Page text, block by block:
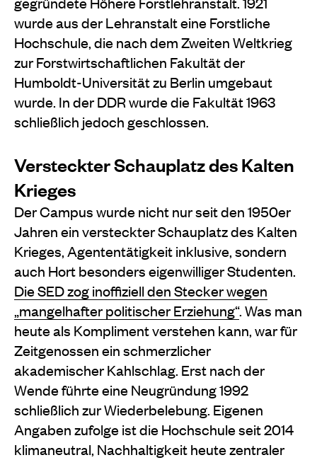
wurde aus der Lehranstalt eine Forstliche
Hochschule, die nach dem Zweiten Weltkrieg
zur Forstwirtschaftlichen Fakultät der
Humboldt-Universität zu Berlin umgebaut
wurde. In der DDR wurde die Fakultät 1963
schließlich jedoch geschlossen.
Versteckter Schauplatz des Kalten
Krieges
Der Campus wurde nicht nur seit den 1950er
Jahren ein versteckter Schauplatz des Kalten
Krieges, Agententätigkeit inklusive, sondern
auch Hort besonders eigenwilliger Studenten.
Die SED zog inoffiziell den Stecker wegen
„mangelhafter politischer Erziehung“. Was man
heute als Kompliment verstehen kann, war für
Zeitgenossen ein schmerzlicher
akademischer Kahlschlag. Erst nach der
Wende führte eine Neugründung 1992
schließlich zur Wiederbelebung. Eigenen
Angaben zufolge ist die Hochschule seit 2014
klimaneutral, Nachhaltigkeit heute zentraler